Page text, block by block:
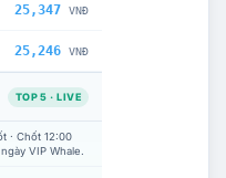
25,347 VNĐ
25,246 VNĐ
TOP 5 · LIVE
· Chốt 12:00
VIP Whale.